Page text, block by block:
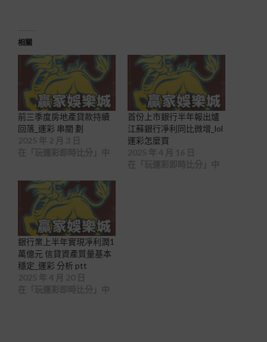
相關
前三季度房地產貸款持續
回落_運彩 串關 劃
首份上市銀行半年報出爐
江蘇銀行凈利同比微增_lol
運彩怎麼買
銀行業上半年實現凈利潤1
萬億元 信貸資產質量基本
穩定_運彩 分析 ptt